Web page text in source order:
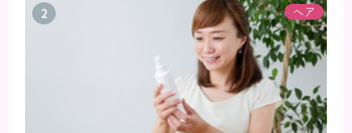
にツヤがあった男性も、いつのまにか髪がチリチリ
でペタンとするようになったと感じる人もいるでし
ょう。特に大人の男性としての魅力が出てくる40代
以降の男性に悩んでいる人が多い傾向があります。
髪が生え変わるサイクルは、年齢と共に乱れていき
ます。髪が太くならないま...
ヘア